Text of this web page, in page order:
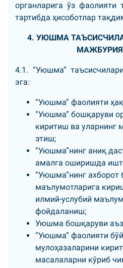
органларига ўз фаолияти
тартибда ҳисоботлар
4. УЮШМА
4.1. “Уюшма”
эга:
“Уюшма” фаолияти
“Уюшма” бошқаруви
киритиш ва уларнинг
этиш;
“Уюшма”нинг аниқ
амалга оширишда
“Уюшма”нинг ахборот
маълумотларига
илмий-услубий
фойдаланиш;
Уюшма бошқаруви
“Уюшма” фаолияти
мулоҳазаларини
масалаларни кўриб